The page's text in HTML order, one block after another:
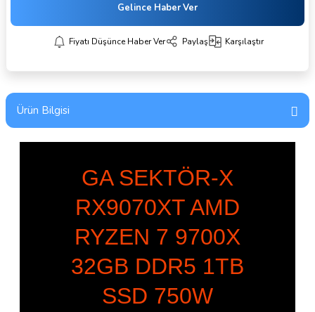
Gelince Haber Ver
Fiyatı Düşünce Haber Ver Paylaş Karşılaştır
Ürün Bilgisi
GA SEKTÖR-X
RX9070XT AMD
RYZEN 7 9700X
32GB DDR5 1TB
SSD 750W